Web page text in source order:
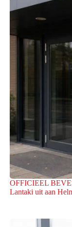
OFFICIEEL
Lantaki uit aan